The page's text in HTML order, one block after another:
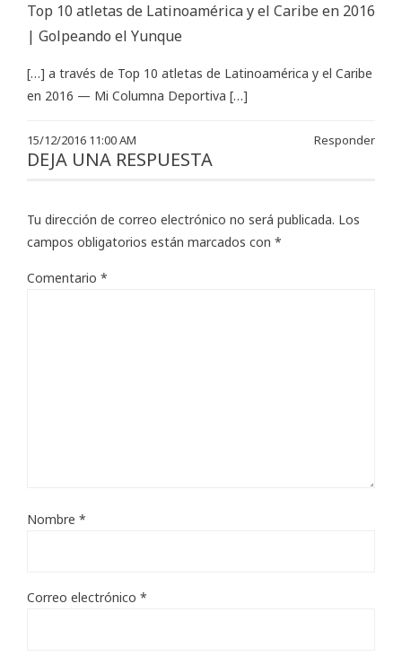
Top 10 atletas de Latinoamérica y el Caribe en 2016
| Golpeando el Yunque
[…] a través de Top 10 atletas de Latinoamérica y el Caribe
en 2016 — Mi Columna Deportiva […]
15/12/2016 11:00 AM Responder
DEJA UNA RESPUESTA
Tu dirección de correo electrónico no será publicada. Los
campos obligatorios están marcados con *
Comentario *
Nombre *
Correo electrónico *